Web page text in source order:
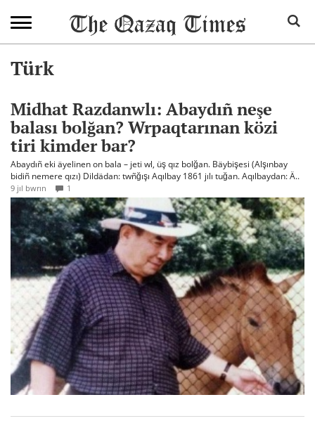
Türk
Midhat Razdanwlı: Abaydıñ neşe
balası bolğan? Wrpaqtarınan közi
tiri kimder bar?
Abaydıñ eki äyelinen on bala – jeti wl, üş qız bolğan. Bäybişesi (Alşınbay
bidiñ nemere qızı) Dildädan: twñğışı Aqılbay 1861 jılı tuğan. Aqılbaydan: Ä..
9 jıl bwrın 1